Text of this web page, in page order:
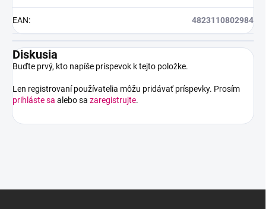
EAN: 4823110802984
Diskusia
Buďte prvý, kto napíše príspevok k tejto položke.
Len registrovaní používatelia môžu pridávať príspevky. Prosím
prihláste sa alebo sa zaregistrujte.